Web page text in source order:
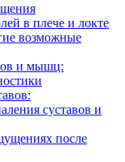
в плече и локте
возможные
и мышц:
суставов и
после